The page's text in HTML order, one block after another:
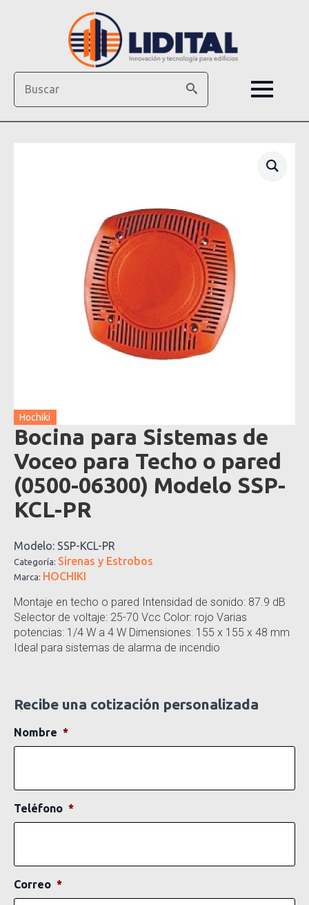
Hochiki
Bocina para Sistemas de
Voceo para Techo o pared
(0500-06300) Modelo SSP-
KCL-PR
Modelo: SSP-KCL-PR
Categoría: Sirenas y Estrobos
Marca: HOCHIKI
Montaje en techo o pared Intensidad de sonido: 87.9 dB
Selector de voltaje: 25-70 Vcc Color: rojo Varias
potencias: 1/4 W a 4 W Dimensiones: 155 x 155 x 48 mm
Ideal para sistemas de alarma de incendio
Recibe una cotización personalizada
Nombre *
Teléfono *
Correo *